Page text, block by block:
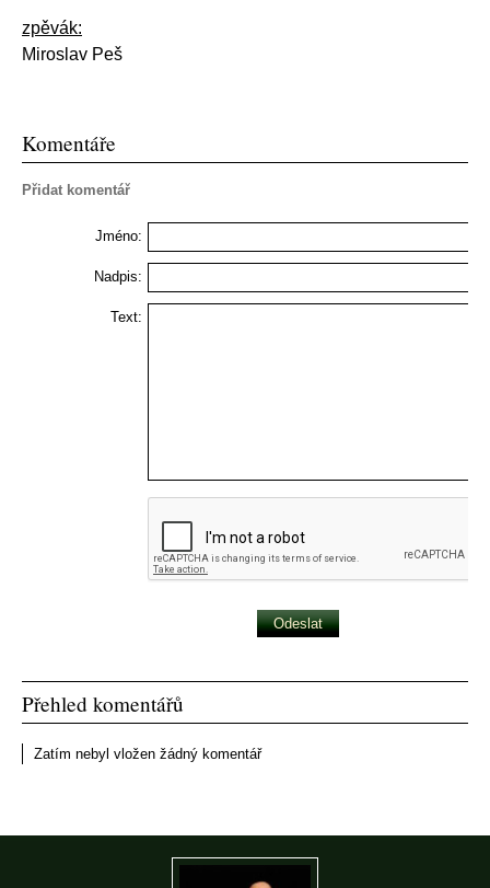
zpěvák:
Miroslav Peš
Komentáře
Přidat komentář
Jméno:
Nadpis:
Text:
Přehled komentářů
Zatím nebyl vložen žádný komentář